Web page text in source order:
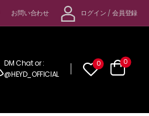
お問い合わせ ログイン /会員登録
DM Chator :
@HEYD_OFFICIAL
0 0